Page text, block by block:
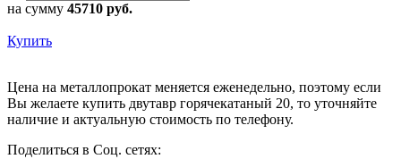
на сумму 45710 руб.
Купить
Цена на металлопрокат меняется еженедельно, поэтому если
Вы желаете купить двутавр горячекатаный 20, то уточняйте
наличие и актуальную стоимость по телефону.
Поделиться в Соц. сетях: